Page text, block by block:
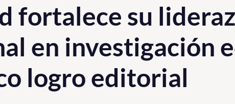
fortalece su
en investigación
logro editorial